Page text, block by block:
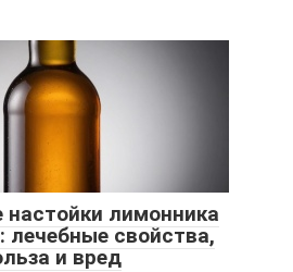
настойки лимонника
лечебные свойства,
и вред